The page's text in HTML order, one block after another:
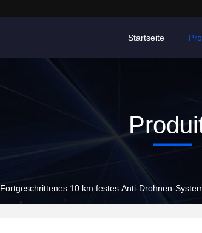
Startseite
Fortgeschrittenes 10 km festes Anti-Drohnen-